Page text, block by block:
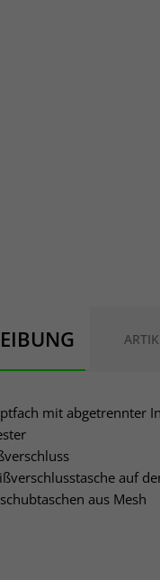
mit abgetrennter
auf
aus Mesh